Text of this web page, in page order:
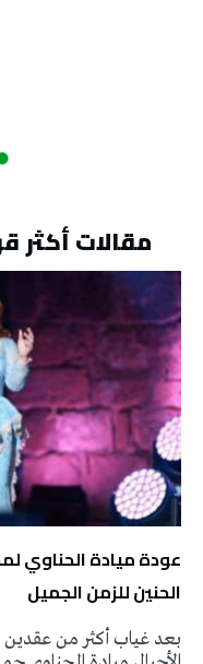
مقالات أكثر
الحنين للزمن الجميل
بعد غياب أكثر من